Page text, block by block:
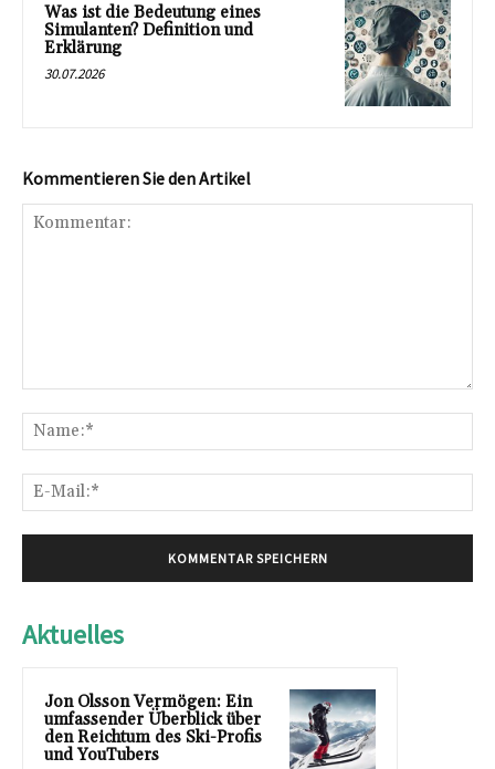
Was ist die Bedeutung eines
Simulanten? Definition und
Erklärung
30.07.2026
Kommentieren Sie den Artikel
Aktuelles
Jon Olsson Vermögen: Ein
umfassender Überblick über
den Reichtum des Ski-Profis
und YouTubers